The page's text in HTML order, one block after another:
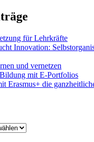
für Lehrkräfte
Innovation:
und vernetzen
mit E-Portfolios
Erasmus+ die